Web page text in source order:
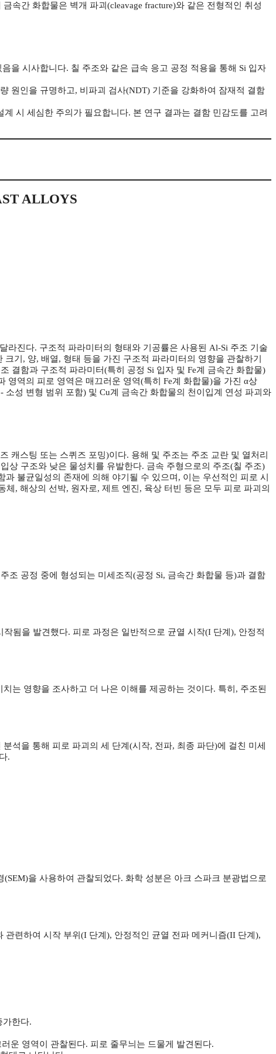
속간 화합물은 벽개 파괴(cleavage fracture)와 같은 전형적인 취성
을 시사합니다. 칠 주조와 같은 급속 응고 공정 적용을 통해 Si 입자
원인을 규명하고, 비파괴 검사(NDT) 기준을 강화하여 잠재적 결함
시 세심한 주의가 필요합니다. 본 연구 결과는 결함 민감도를 고려
ALLOYS
라진다. 구조적 파라미터의 형태와 기공률은 사용된 Al-Si 주조 기술
기, 양, 배열, 형태 등을 가진 구조적 파라미터의 영향을 관찰하기
결함과 구조적 파라미터(특히 공정 Si 입자 및 Fe계 금속간 화합물)
역의 피로 영역은 매끄러운 영역(특히 Fe계 화합물)을 가진 α상
성 변형 범위 포함) 및 Cu계 금속간 화합물의 천이입계 연성 파괴와
캐스팅 또는 스퀴즈 포밍)이다. 용해 및 주조는 주조 교란 및 열처리
상 구조와 낮은 물성치를 유발한다. 금속 주형으로의 주조(칠 주조)
불균일성의 존재에 의해 야기될 수 있으며, 이는 우선적인 피로 시
, 해상의 선박, 원자로, 제트 엔진, 육상 터빈 등은 모두 피로 파괴의
조 공정 중에 형성되는 미세조직(공정 Si, 금속간 화합물 등)과 결함
됨을 발견했다. 피로 과정은 일반적으로 균열 시작(I 단계), 안정적
는 영향을 조사하고 더 나은 이해를 제공하는 것이다. 특히, 주조된
석을 통해 피로 파괴의 세 단계(시작, 전파, 최종 파단)에 걸친 미세
.
을 사용하여 관찰되었다. 화학 성분은 아크 스파크 분광법으로
련하여 시작 부위(I 단계), 안정적인 균열 전파 메커니즘(II 단계),
가한다.
운 영역이 관찰된다. 피로 줄무늬는 드물게 발견된다.